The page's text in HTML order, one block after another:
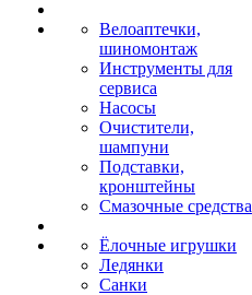
Велоаптечки,
шиномонтаж
Инструменты для
сервиса
Насосы
Очистители,
шампуни
Подставки,
кронштейны
Смазочные средства
Ёлочные игрушки
Ледянки
Санки